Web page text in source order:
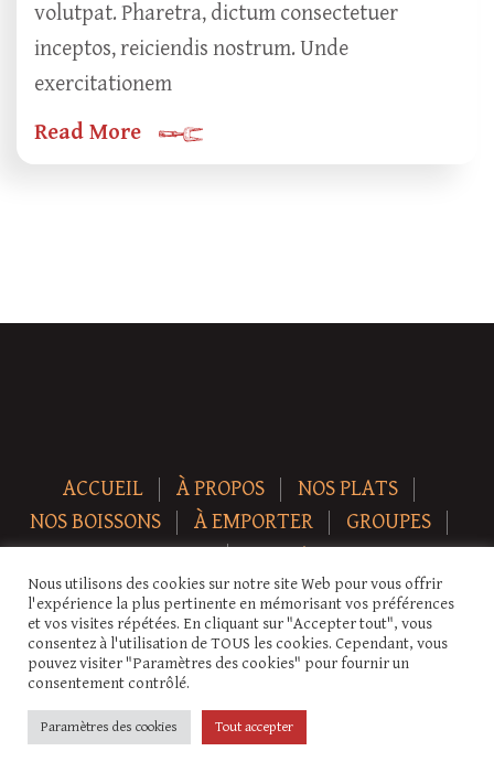
volutpat. Pharetra, dictum consectetuer
inceptos, reiciendis nostrum. Unde
exercitationem
Read More
ACCUEIL À PROPOS
NOS PLATS
NOS BOISSONS
À EMPORTER
GROUPES
NEWS
CONTACT
Copyright © 2026 Auberge-ecurie. Tous droits réservés.
Nous utilisons des cookies sur notre site Web pour vous offrir
l'expérience la plus pertinente en mémorisant vos préférences
et vos visites répétées. En cliquant sur "Accepter tout", vous
consentez à l'utilisation de TOUS les cookies. Cependant, vous
pouvez visiter "Paramètres des cookies" pour fournir un
consentement contrôlé.
Paramètres des cookies Tout accepter